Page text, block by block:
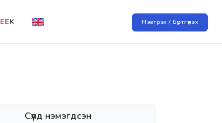
Нэвтрэх / Бүртгүүлэх
EEK
Сүүлд нэмэгдсэн